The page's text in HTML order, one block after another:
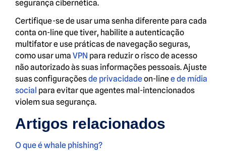
segurança cibernética.
Certifique-se de usar uma senha diferente para cada
conta on-line que tiver, habilite a autenticação
multifator e use práticas de navegação seguras,
como usar uma VPN para reduzir o risco de acesso
não autorizado às suas informações pessoais. Ajuste
suas configuraçõesde privacidadeon-linee de mídia
social para evitar que agentes mal-intencionados
violem sua segurança.
Artigos relacionados
O que é whale phishing?